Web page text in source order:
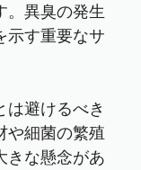
。異臭の発生
示す重要なサ
避けるべき
や細菌の繁殖
きな懸念があ